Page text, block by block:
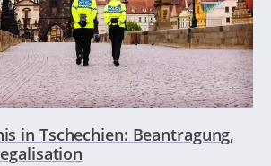
in Tschechien: Beantragung,